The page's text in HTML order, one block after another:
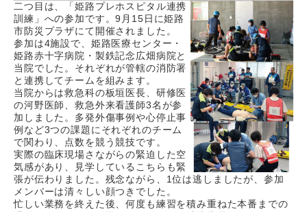
二つ目は、「姫路プレホスピタル連携
訓練」への参加です。9 月 15日に姫路
市防災プラザにて開催されました。
参加は4施設で、姫路医療センター・
姫路赤十字病院・製鉄記念広畑病院と
当院でした。それぞれが管轄の消防署
と連携してチームを組みます。
当院からは救急科の板垣医長、研修医
の河野医師、救急外来看護師3名が参
加しました。多発外傷事例や心停止事
例など3つの課題にそれぞれのチーム
で関わり、点数を競う競技です。
実際の臨床現場さながらの緊迫した空
気感があり、見学しているこちらも緊
張が伝わりました。残念ながら、 1位は逃しましたが、参加
メンバーは清々しい顔つきでした。
忙しい業務を終えた後、何度も練習を積み重ねた本番までの